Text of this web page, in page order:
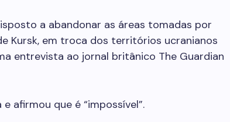
a abandonar as áreas tomadas por
Kursk, em troca dos territórios ucranianos
entrevista ao jornal britânico The Guardian
afirmou que é “impossível”.